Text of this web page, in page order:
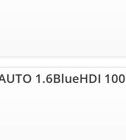
1.6BlueHDI